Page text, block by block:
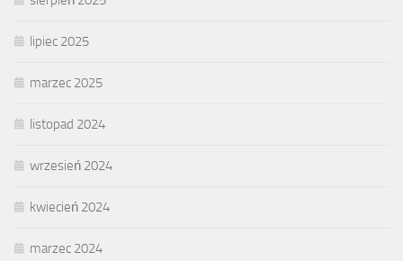
lipiec 2025
marzec 2025
listopad 2024
wrzesień 2024
kwiecień 2024
marzec 2024